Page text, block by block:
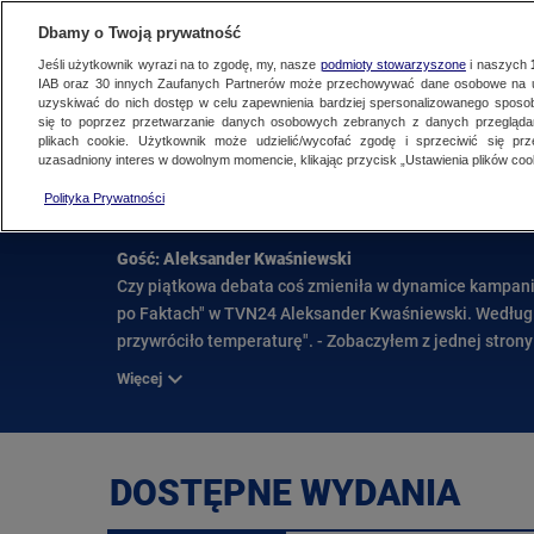
FAKTY PO FAKTACH
Wydanie z 14 kwietnia 2025 r.
Gość: Aleksander Kwaśniewski
Czy piątkowa debata coś zmieniła w dynamice
po Faktach" w TVN24 Aleksander Kwaśniewski.
przywróciło temperaturę". - Zobaczyłem z jednej
trójkę kandydatów, którzy wykorzystali szansę -
bardzo zasadnicze - wizje Polski tradycyjnie zderzały
"kampania będzie coraz bardziej brutalna, szczególnie
Więcej
DOSTĘPNE WYDANIA
Dbamy o Twoją prywatność
Jeśli użytkownik wyrazi na to zgodę, my, nasze podmioty stowarzyszonei naszych
IAB oraz 30innych Zaufanych Partnerów może przechowywać dane osobowe na
uzyskiwać do nich dostęp w celu zapewnienia bardziej spersonalizowanego
się to poprzez przetwarzanie danych osobowych zebranych z danych
plikach cookie. Użytkownik może udzielić/wycofać zgodę i sprzeciwić się
uzasadniony interes w dowolnym momencie, klikając przycisk „Ustawienia plików
Polityka Prywatności